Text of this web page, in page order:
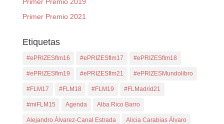
Primer Premio 2021
Etiquetas
#ePRIZESflm16 #ePRIZESflm17 #ePRIZESflm18
#ePRIZESflm19 #ePRIZESflm21 #ePRIZESMundolibro
#FLM17 #FLM18 #FLM19 #FLMadrid21
#miFLM15 Agenda Alba Rico Barro
Alejandro Álvarez-Canal Estrada Alicia Carabias Álvaro